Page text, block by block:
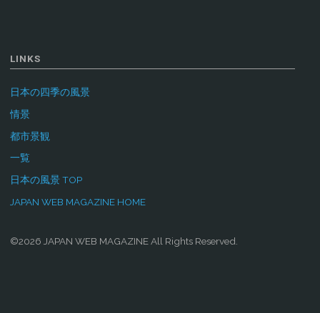
LINKS
日本の四季の風景
情景
都市景観
一覧
日本の風景 TOP
JAPAN WEB MAGAZINE HOME
©2026 JAPAN WEB MAGAZINE All Rights Reserved.